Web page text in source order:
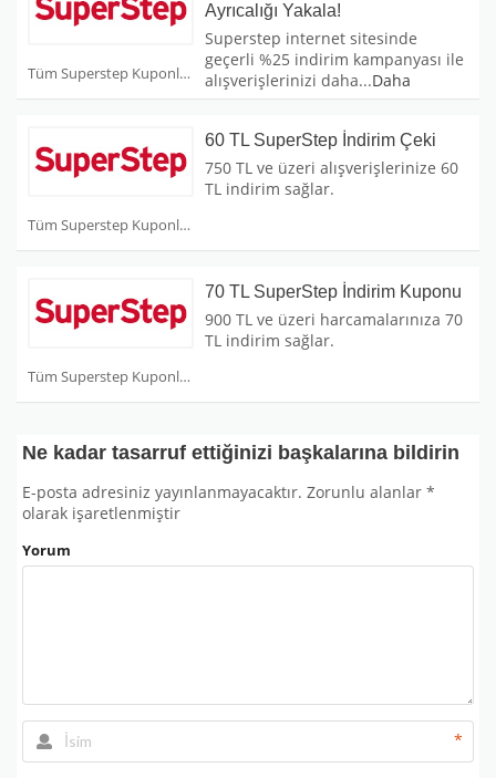
Tüm Superstep Kuponları
Ayrıcalığı Yakala!
Superstep internet sitesinde
geçerli %25 indirim kampanyası ile
alışverişlerinizi daha...Daha
Tüm Superstep Kuponları
60 TL SuperStep İndirim Çeki
750 TL ve üzeri alışverişlerinize 60
TL indirim sağlar.
Tüm Superstep Kuponları
70 TL SuperStep İndirim Kuponu
900 TL ve üzeri harcamalarınıza 70
TL indirim sağlar.
Ne kadar tasarruf ettiğinizi başkalarına bildirin
E-posta adresiniz yayınlanmayacaktır. Zorunlu alanlar *
olarak işaretlenmiştir
Yorum
*